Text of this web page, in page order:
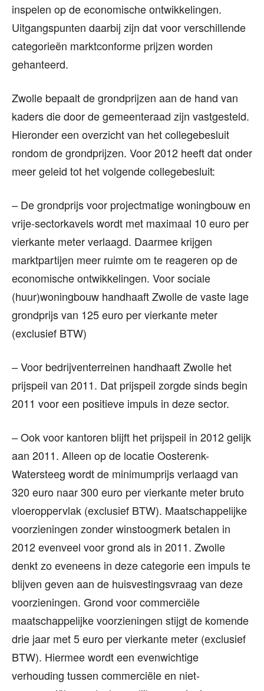
inspelen op de economische ontwikkelingen.
Uitgangspunten daarbij zijn dat voor verschillende
categorieën marktconforme prijzen worden
gehanteerd.
Zwolle bepaalt de grondprijzen aan de hand van
kaders die door de gemeenteraad zijn vastgesteld.
Hieronder een overzicht van het collegebesluit
rondom de grondprijzen. Voor 2012 heeft dat onder
meer geleid tot het volgende collegebesluit:
– De grondprijs voor projectmatige woningbouw en
vrije-sectorkavels wordt met maximaal 10 euro per
vierkante meter verlaagd. Daarmee krijgen
marktpartijen meer ruimte om te reageren op de
economische ontwikkelingen. Voor sociale
(huur)woningbouw handhaaft Zwolle de vaste lage
grondprijs van 125 euro per vierkante meter
(exclusief BTW)
– Voor bedrijventerreinen handhaaft Zwolle het
prijspeil van 2011. Dat prijspeil zorgde sinds begin
2011 voor een positieve impuls in deze sector.
– Ook voor kantoren blijft het prijspeil in 2012 gelijk
aan 2011. Alleen op de locatie Oosterenk-
Watersteeg wordt de minimumprijs verlaagd van
320 euro naar 300 euro per vierkante meter bruto
vloeroppervlak (exclusief BTW). Maatschappelijke
voorzieningen zonder winstoogmerk betalen in
2012 evenveel voor grond als in 2011. Zwolle
denkt zo eveneens in deze categorie een impuls te
blijven geven aan de huisvestingsvraag van deze
voorzieningen. Grond voor commerciële
maatschappelijke voorzieningen stijgt de komende
drie jaar met 5 euro per vierkante meter (exclusief
BTW). Hiermee wordt een evenwichtige
verhouding tussen commerciële en niet-